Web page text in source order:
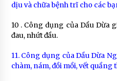
dịu và chữa bệnh trĩ cho các
10 . Công dụng của Dầu Dừa
đau, nhứt đầu.
11. Công dụng của Dầu Dừa
chàm, nám, đồi mồi, vết quầng